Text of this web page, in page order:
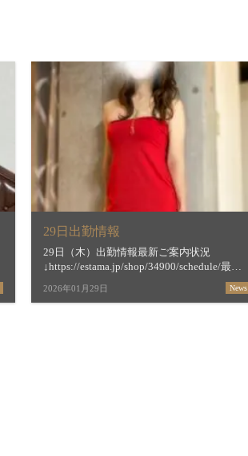
29日出勤情報
29日（木）出勤情報最新ご案内状況
↓https://estama.jp/shop/34900/schedule/最短
ご案内時間＆お店からの新着メッセージ
↓https://estama.jp/shop/34900/【すすき […]
2026年01月29日 News